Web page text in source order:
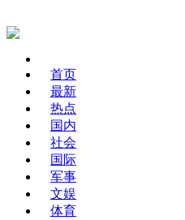
首页
最新
热点
国内
社会
国际
军事
文娱
体育